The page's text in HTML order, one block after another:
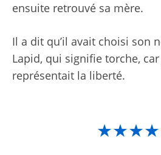
ensuite retrouvé sa mère.
Il a dit qu’il avait choisi son
Lapid, qui signifie torche,
représentait la liberté.